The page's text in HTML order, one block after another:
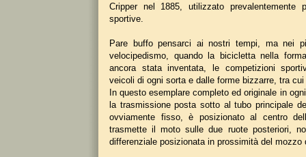
Cripper nel 1885, utilizzato prevalentemente
sportive.
Pare buffo pensarci ai nostri tempi, ma nei
velocipedismo, quando la bicicletta nella
ancora stata inventata, le competizioni
veicoli di ogni sorta e dalle forme bizzarre, tra
In questo esemplare completo ed originale in
la trasmissione posta sotto al tubo principale
ovviamente fisso, è posizionato al centro
trasmette il moto sulle due ruote posteriori,
differenziale posizionata in prossimità del mozzo